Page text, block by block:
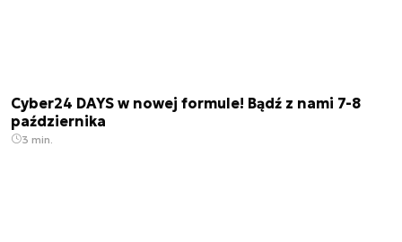
Cyber24 DAYS w nowej formule! Bądź z nami 7-8
października
3 min.